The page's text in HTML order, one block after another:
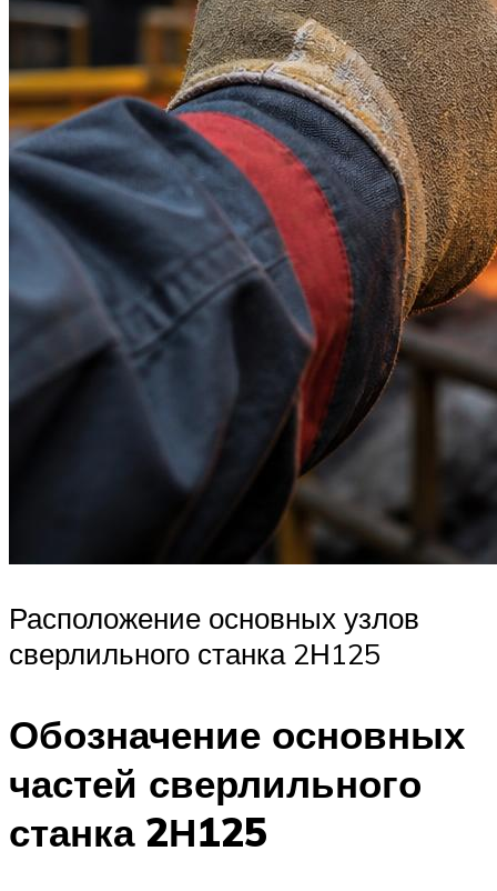
Расположение основных узлов
сверлильного станка 2Н125
Обозначение основных
частей сверлильного
станка 2Н125